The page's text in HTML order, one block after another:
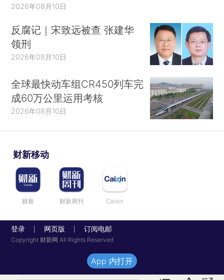
2026年08月10日
反腐记｜宋致远被查 张建华
领刑
2026年08月10日
全球最快动车组CR450列车完
成60万公里运用考核
2026年08月10日
财新移动
财新 财新周刊 Caixin
登录 网页版 订阅电邮
Copyright 财新网 All Rights Reserved
App 内打开